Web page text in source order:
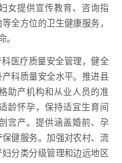
女提供宣传教育、咨询指
全方位的卫生健康服务，
。
医疗质量安全管理，健全
科质量安全水平。推进县
助产机构和从业人员的准
龄怀孕，保持适宜生育间
宫产。提供涵盖婚前、孕
健服务。加强对农村、流
分类分级管理和边远地区